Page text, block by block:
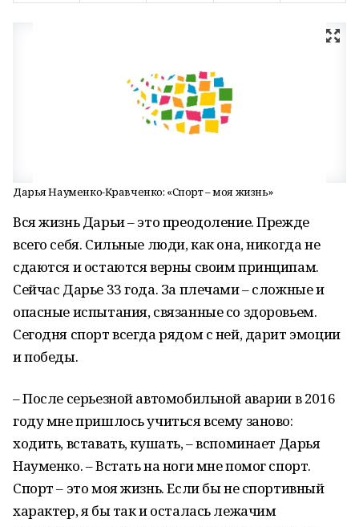
Дарья Науменко-Кравченко: «Спорт – моя жизнь»
Вся жизнь Дарьи – это преодоление. Прежде
всего себя. Сильные люди, как она, никогда не
сдаются и остаются верны своим принципам.
Сейчас Дарье 33 года. За плечами – сложные и
опасные испытания, связанные со здоровьем.
Сегодня спорт всегда рядом с ней, дарит эмоции
и победы.
– После серьезной автомобильной аварии в 2016
году мне пришлось учиться всему заново:
ходить, вставать, кушать, – вспоминает Дарья
Науменко. – Встать на ноги мне помог спорт.
Спорт – это моя жизнь. Если бы не спортивный
характер, я бы так и осталась лежачим